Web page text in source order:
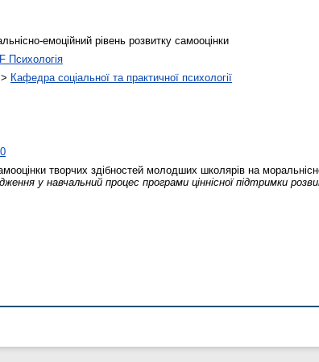
емоційний рівень розвитку самооцінки
Психологія
> Кафедра соціальної та практичної психології
творчих здібностей молодших школярів на
у навчальний процес програми ціннісної підтримки